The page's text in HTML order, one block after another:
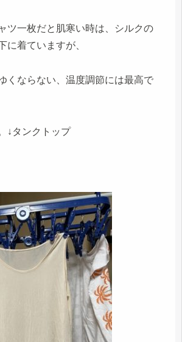
ツ一枚だと肌寒い時は、シルクの
に着ていますが、
くならない、温度調節には最高で
↓タンクトップ